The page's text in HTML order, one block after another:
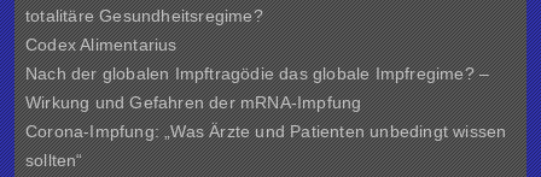
totalitäre Gesundheitsregime?
Codex Alimentarius
Nach der globalen Impftragödie das globale Impfregime? –
Wirkung und Gefahren der mRNA-Impfung
Corona-Impfung: „Was Ärzte und Patienten unbedingt wissen
sollten“